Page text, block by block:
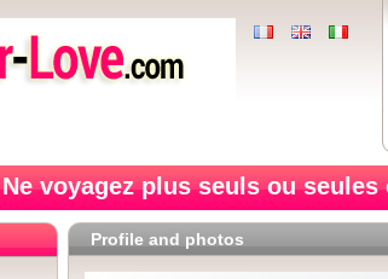
Ne voyagez plus seuls ou
Profile and photos